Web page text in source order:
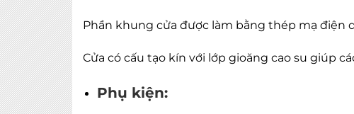
Phần khung cửa được làm bằng thép mạ điện
Cửa có cấu tạo kín với lớp gioăng cao su giúp
Phụ kiện: